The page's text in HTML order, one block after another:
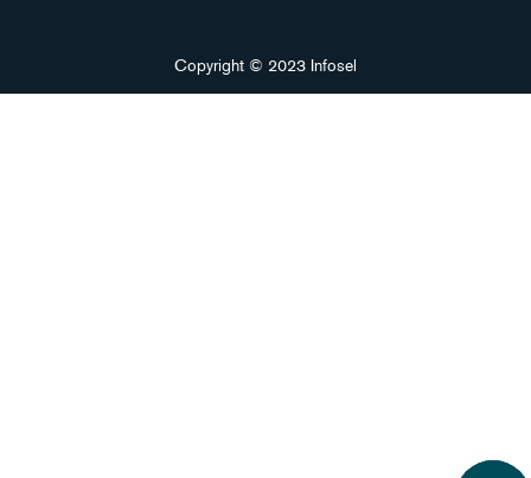
Copyright © 2023 Infosel